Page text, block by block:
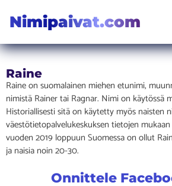
Nimipaivat.com
Raine
Raine on suomalainen miehen etunimi,
nimistä Rainer tai Ragnar. Nimi on käytössä
Historiallisesti sitä on käytetty myös naisten
väestötietopalvelukeskuksen tietojen
vuoden 2019 loppuun Suomessa on ollut
ja naisia noin 20-30.
Onnittele